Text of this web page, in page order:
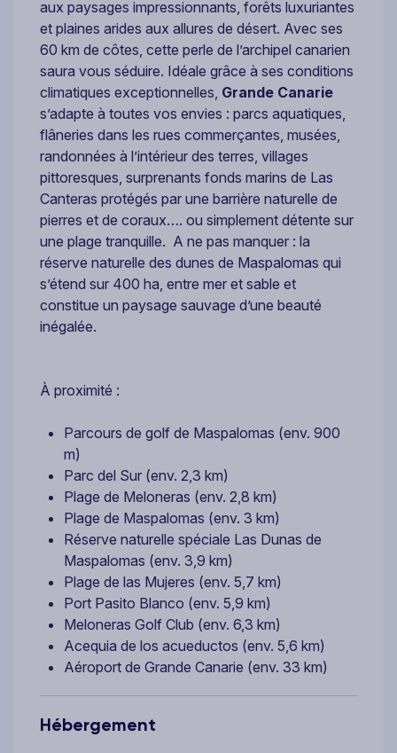
aux paysages impressionnants, forêts luxuriantes
et plaines arides aux allures de désert. Avec ses
60 km de côtes, cette perle de l’archipel canarien
saura vous séduire. Idéale grâce à ses conditions
climatiques exceptionnelles, Grande Canarie
s’adapte à toutes vos envies : parcs aquatiques,
flâneries dans les rues commerçantes, musées,
randonnées à l’intérieur des terres, villages
pittoresques, surprenants fonds marins de Las
Canteras protégés par une barrière naturelle de
pierres et de coraux…. ou simplement détente sur
une plage tranquille. A ne pas manquer : la
réserve naturelle des dunes de Maspalomas qui
s’étend sur 400 ha, entre mer et sable et
constitue un paysage sauvage d’une beauté
inégalée.
À proximité :
Parcours de golf de Maspalomas (env. 900
m)
Parc del Sur (env. 2,3 km)
Plage de Meloneras (env. 2,8 km)
Plage de Maspalomas (env. 3 km)
Réserve naturelle spéciale Las Dunas de
Maspalomas (env. 3,9 km)
Plage de las Mujeres (env. 5,7 km)
Port Pasito Blanco (env. 5,9 km)
Meloneras Golf Club (env. 6,3 km)
Acequia de los acueductos (env. 5,6 km)
Aéroport de Grande Canarie (env. 33 km)
Hébergement